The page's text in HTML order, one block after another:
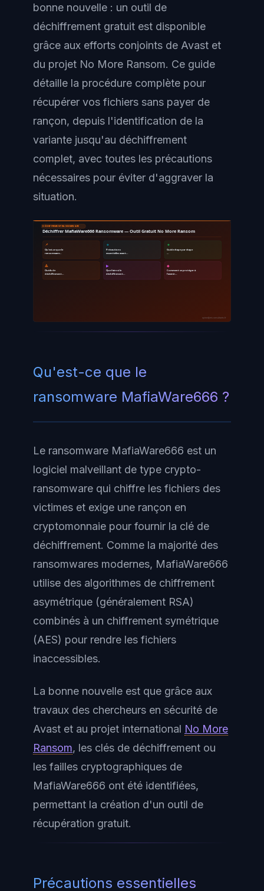
bonne nouvelle : un outil de
déchiffrement gratuit est disponible
grâce aux efforts conjoints de Avast et
du projet No More Ransom. Ce guide
détaille la procédure complète pour
récupérer vos fichiers sans payer de
rançon, depuis l'identification de la
variante jusqu'au déchiffrement
complet, avec toutes les précautions
nécessaires pour éviter d'aggraver la
situation.
DÉCHIFFREMENT RANSOMWARE
Déchiffrer MafiaWare666 Ransomware — Outil Gratuit No More Ransom
📌
Qu'est-ce que le
ransomware…
🔹
Précautions
essentielles avant…
🔸
Guide étape par étape
🔺
Outils de
déchiffrement…
▶
Que faire si le
déchiffrement…
◆
Comment se protéger à
l'avenir…
ayinedjimi-consultants.fr
Qu'est-ce que le
ransomware MafiaWare666 ?
Le ransomware MafiaWare666 est un
logiciel malveillant de type crypto-
ransomware qui chiffre les fichiers des
victimes et exige une rançon en
cryptomonnaie pour fournir la clé de
déchiffrement. Comme la majorité des
ransomwares modernes, MafiaWare666
utilise des algorithmes de chiffrement
asymétrique (généralement RSA)
combinés à un chiffrement symétrique
(AES) pour rendre les fichiers
inaccessibles.
La bonne nouvelle est que grâce aux
travaux des chercheurs en sécurité de
Avast et au projet international No More
Ransom, les clés de déchiffrement ou
les failles cryptographiques de
MafiaWare666 ont été identifiées,
permettant la création d'un outil de
récupération gratuit.
Précautions essentielles